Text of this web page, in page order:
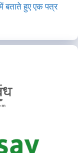
बताते हुए एक पत्र